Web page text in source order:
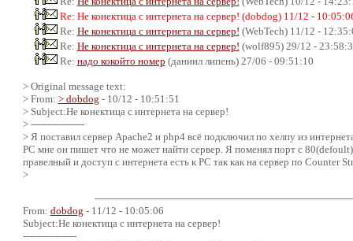
Re: Не конектица с интернета на сервер! (dobdog) 11/12 -
Re: Не конектица с интернета на сервер! (WebTech) 11/12 -
Re: Не конектица с интернета на сервер! (wolf895) 29/12 -
Re: надо кокойто номер (даниил липень) 27/06 - 09:51:10
> Original message text:
> From: > dobdog - 10/12 - 10:51:51
> Subject:Не конектица с интернета на сервер!
> -----------------
> Я поставил сервер Аpache2 и php4 всё подключил по хелпу из
PC мне он пишет что не может найти сервер. Я поменял порт с
правелный и доступ с интернета есть к PC так как на сервер по Counter
>
From: dobdog - 11/12 - 10:05:06
Subject:Не конектица с интернета на сервер!
-----------------